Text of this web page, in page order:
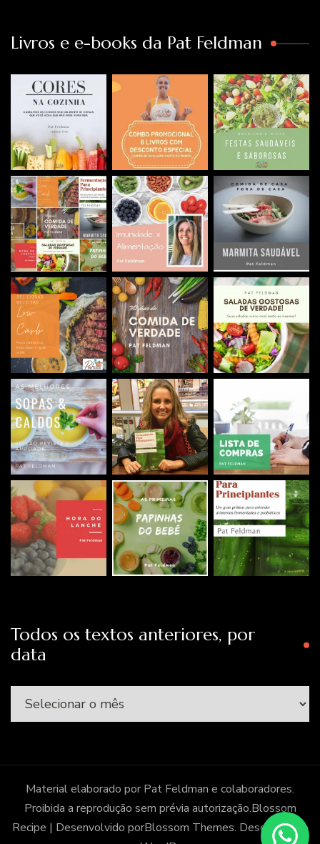
Livros e e-books da Pat Feldman
Todos os textos anteriores, por
data
Todos
os
anteriores,
por
data
Material elaborado por Pat Feldman e colaboradores.
Proibida a reprodução sem prévia autorização.Blossom
Recipe | Desenvolvido porBlossom Themes. Desenvolvido